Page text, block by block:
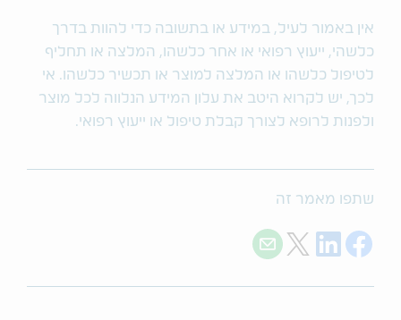
אין באמור לעיל, במידע או בתשובה כדי להוות בדרך
כלשהי, ייעוץ רפואי או אחר כלשהו, המלצה או תחליף
לטיפול כלשהו או המלצה למוצר או תכשיר כלשהו. אי
לכך, יש לקרוא היטב את עלון המידע הנלווה לכל מוצר
ולפנות לרופא לצורך קבלת טיפול או ייעוץ רפואי.
שתפו מאמר זה
Share on Facebook
Share on LinkedIn
Share on Twitter
Share with E-mail